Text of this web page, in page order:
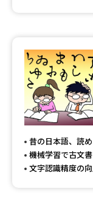
昔の日本語、読
機械学習で古文
文字認識精度の